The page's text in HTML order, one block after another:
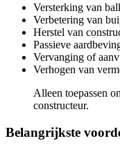
Versterking van
Verbetering van
Herstel van
Passieve
Vervanging of
Verhogen van
Alleen toepassen
constructeur.
Belangrijkste